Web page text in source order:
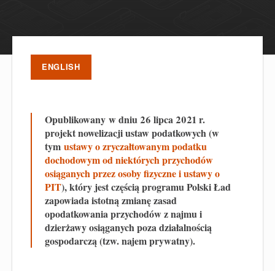
ENGLISH
Opublikowany w dniu 26 lipca 2021 r.
projekt nowelizacji ustaw podatkowych (w
tym ustawy o zryczałtowanym podatku
dochodowym od niektórych przychodów
osiąganych przez osoby fizyczne i ustawy o
PIT), który jest częścią programu Polski Ład
zapowiada istotną zmianę zasad
opodatkowania przychodów z najmu i
dzierżawy osiąganych poza działalnością
gospodarczą (tzw. najem prywatny).